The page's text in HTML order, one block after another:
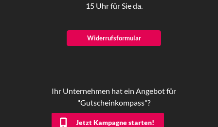
15 Uhr für Sie da.
Widerrufsformular
Ihr Unternehmen hat ein Angebot für
"Gutscheinkompass"?
Jetzt Kampagne starten!